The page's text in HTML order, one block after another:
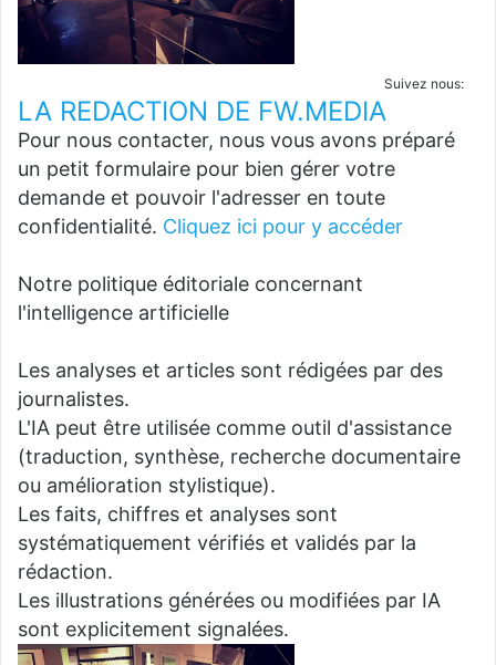
Suivez nous:
LA REDACTION DE FW.MEDIA
Pour nous contacter, nous vous avons préparé
un petit formulaire pour bien gérer votre
demande et pouvoir l'adresser en toute
confidentialité. Cliquez ici pour y accéder
Notre politique éditoriale concernant
l'intelligence artificielle
Les analyses et articles sont rédigées par des
journalistes.
L'IA peut être utilisée comme outil d'assistance
(traduction, synthèse, recherche documentaire
ou amélioration stylistique).
Les faits, chiffres et analyses sont
systématiquement vérifiés et validés par la
rédaction.
Les illustrations générées ou modifiées par IA
sont explicitement signalées.